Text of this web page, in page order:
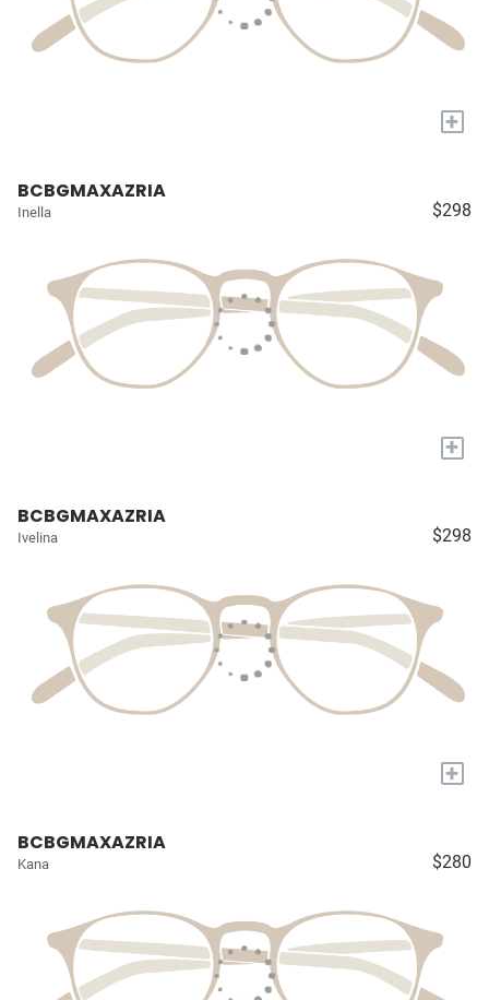
+
BCBGMAXAZRIA
Inella $298
+
BCBGMAXAZRIA
Ivelina $298
+
BCBGMAXAZRIA
Kana $280